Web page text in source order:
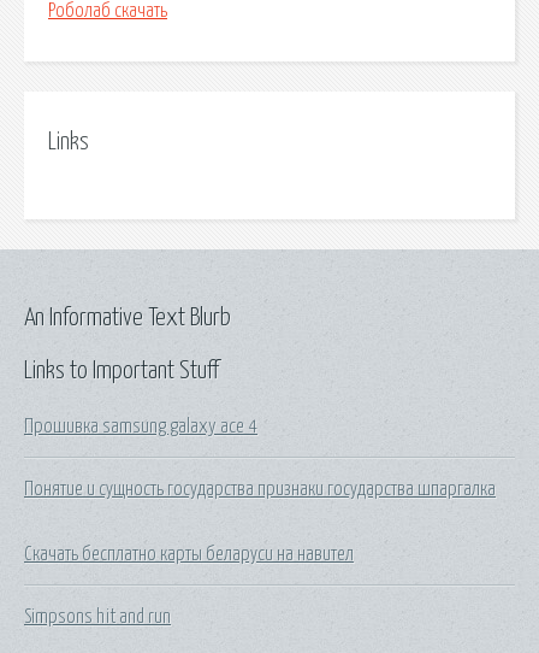
Роболаб скачать
Links
Links to Important Stuff
Прошивка samsung galaxy ace 4
Понятие и сущность государства признаки государства шпаргалка
Скачать бесплатно карты беларуси на навител
Simpsons hit and run
An Informative Text Blurb